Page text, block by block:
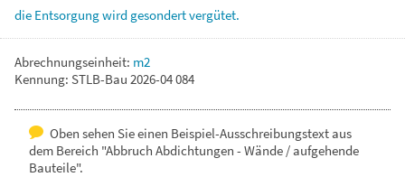
die Entsorgungwird gesondertvergütet.
Abrechnungseinheit: m2
Kennung: STLB-Bau 2026-04 084
Oben sehen Sie einen Beispiel-Ausschreibungstext aus
dem Bereich "Abbruch Abdichtungen - Wände / aufgehende
Bauteile".